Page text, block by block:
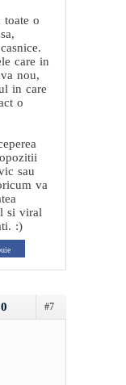
toate o
care in
nou,
in care
o
sau
va
si viral
:)
#7
0